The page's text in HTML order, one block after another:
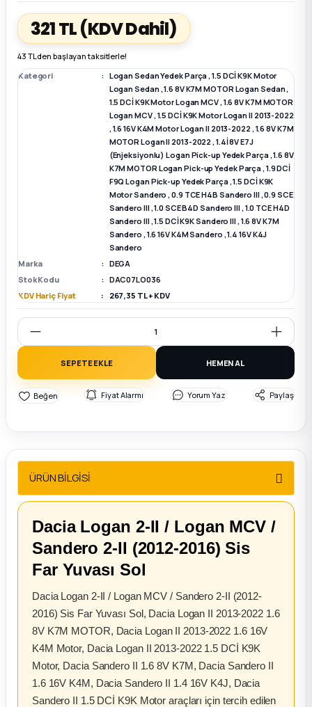
Megane E-TECH Yedek Parça
Sedan
Parça
Parça
Parça321 TL(KDV Dahil)
43 TL den başlayan taksitlerle!
Kategori
Logan Sedan Yedek Parça,1.5 DCİ K9K Motor
Logan Sedan,1.6 8V K7M MOTOR Logan Sedan,
1.5 DCİ K9K Motor Logan MCV,1.6 8V K7M MOTOR
Logan MCV,1.5 DCİ K9K Motor Logan II 2013-2022
,1.6 16V K4M Motor Logan II 2013-2022,1.6 8V K7M
MOTOR Logan II 2013-2022,1.4İ 8V E7J
(Enjeksiyonlu) Logan Pick-up Yedek Parça,1.6 8V
K7M MOTOR Logan Pick-up Yedek Parça,1.9 DCİ
F9Q Logan Pick-up Yedek Parça,1.5 DCİ K9K
Motor Sandero ,0.9 TCE H4B Sandero III,0.9 SCE
Sandero III,1.0 SCE B4D Sandero III,1.0 TCE H4D
Sandero III,1.5 DCİ K9K Sandero III,1.6 8V K7M
Sandero ,1.6 16V K4M Sandero ,1.4 16V K4J
Sandero
Marka
DEGA
Stok Kodu
DAC07LO036
KDV Hariç Fiyat
267,35 TL + KDV
SEPETE EKLE HEMEN AL
Fiyat Alarmı Yorum Yaz Paylaş
ÜRÜN BİLGİSİ
Dacia Logan 2-II / Logan MCV /
Sandero 2-II (2012-2016) Sis
Far Yuvası Sol
Dacia Logan 2-II / Logan MCV / Sandero 2-II (2012-
2016) Sis Far Yuvası Sol, Dacia Logan II 2013-2022 1.6
8V K7M MOTOR, Dacia Logan II 2013-2022 1.6 16V
K4M Motor, Dacia Logan II 2013-2022 1.5 DCİ K9K
Motor, Dacia Sandero II 1.6 8V K7M, Dacia Sandero II
1.6 16V K4M, Dacia Sandero II 1.4 16V K4J, Dacia
Sandero II 1.5 DCİ K9K Motor araçları için tercih edilen